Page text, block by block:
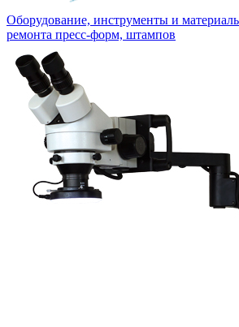
Оборудование, инструменты и
ремонта пресс-форм, штампов